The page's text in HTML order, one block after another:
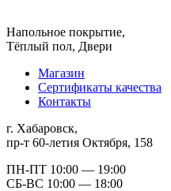
Напольное покрытие,
Тёплый пол, Двери
Магазин
Сертификаты качества
Контакты
г. Хабаровск,
пр-т 60-летия Октября, 158
ПН-ПТ 10:00 — 19:00
СБ-ВС 10:00 — 18:00